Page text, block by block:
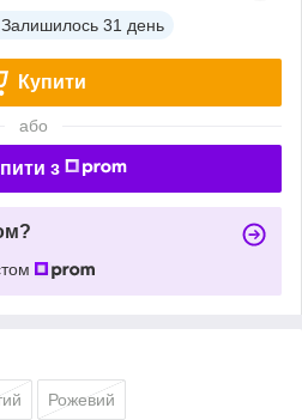
Залишилось 31 день
Купити
або
з
Рожевий